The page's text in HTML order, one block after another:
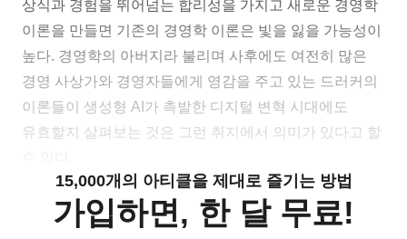
상식과 경험을 뛰어넘는 합리성을 가지고 새로운 경영학
이론을 만들면 기존의 경영학 이론은 빛을 잃을 가능성이
높다. 경영학의 아버지라 불리며 사후에도 여전히 많은
경영 사상가와 경영자들에게 영감을 주고 있는 드러커의
이론들이 생성형 AI가 촉발한 디지털 변혁 시대에도
유효할지 살펴보는 것은 그런 취지에서 의미가 있다고 할
15,000개의 아티클을 제대로 즐기는 방법
가입하면, 한 달 무료!